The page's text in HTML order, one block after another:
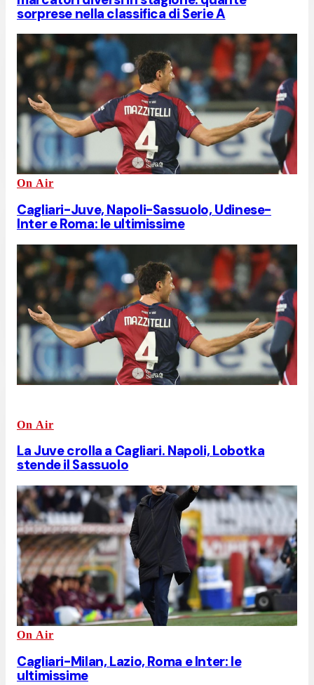
sorprese nella classifica di Serie A
On Air
Cagliari-Juve, Napoli-Sassuolo, Udinese-
Inter e Roma: le ultimissime
On Air
La Juve crolla a Cagliari. Napoli, Lobotka
stende il Sassuolo
On Air
Cagliari-Milan, Lazio, Roma e Inter: le
ultimissime